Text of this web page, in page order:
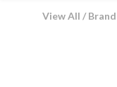
View All /Brand